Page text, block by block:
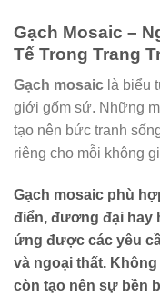
Gạch Mosaic –
Tế Trong Trang
Gạch mosaic là biểu
giới gốm sứ. Những
tạo nên bức tranh
riêng cho mỗi không
Gạch mosaic phù
điển, đương đại hay
ứng được các yêu
và ngoại thất.
còn tạo nên sự bền